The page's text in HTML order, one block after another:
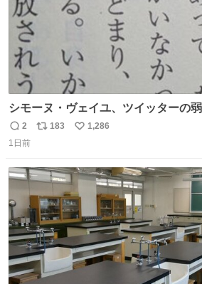
シモーヌ・ヴェイユ、ツイッターの
上なく鋭く分析していて本当に凄い
ンターネット。これ読み終わったら
返
信
2
リ
ト
数
183
い
数
1,286
1日前